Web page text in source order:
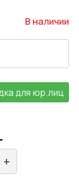
В наличии
для юр.лиц
+